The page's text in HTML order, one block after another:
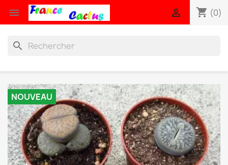
 shopping_cart (0)

search
NOUVEAU